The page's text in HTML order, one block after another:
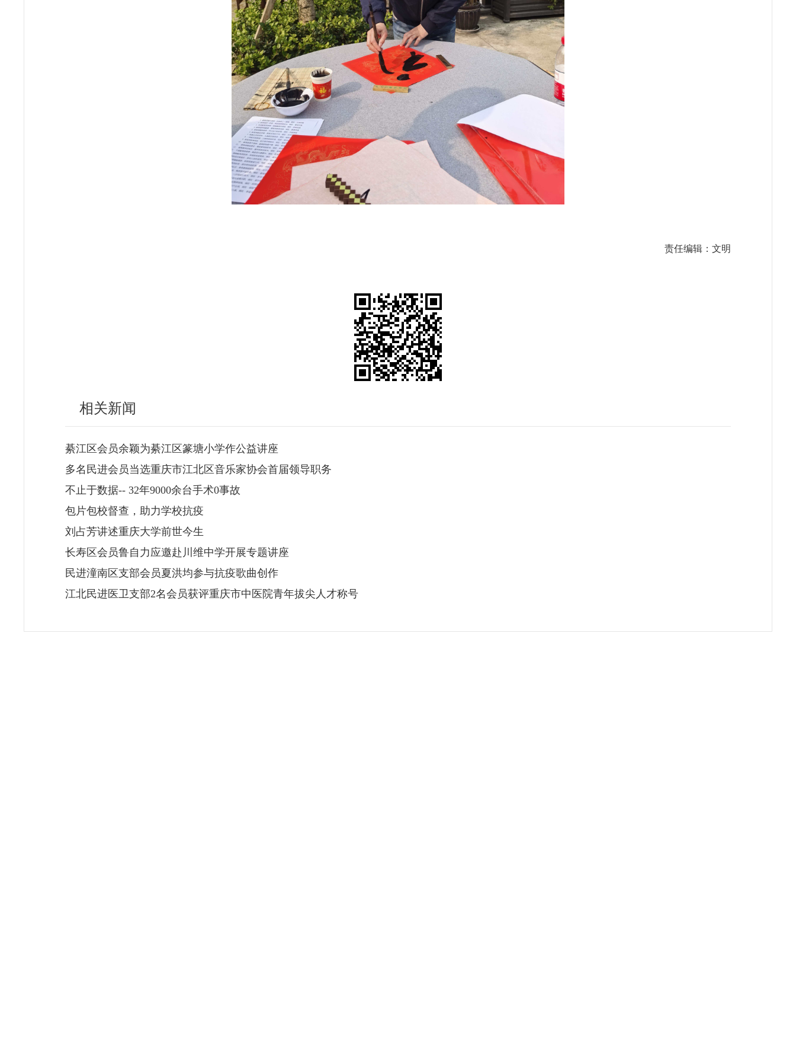
责任编辑：文明
相关新闻
綦江区会员余颖为綦江区篆塘小学作公益讲座
多名民进会员当选重庆市江北区音乐家协会首届领导职务
不止于数据-- 32年9000余台手术0事故
包片包校督查，助力学校抗疫
刘占芳讲述重庆大学前世今生
长寿区会员鲁自力应邀赴川维中学开展专题讲座
民进潼南区支部会员夏洪均参与抗疫歌曲创作
江北民进医卫支部2名会员获评重庆市中医院青年拔尖人才称号